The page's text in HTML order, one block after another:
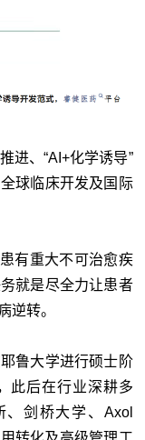
进、“AI+化学诱导”
球临床开发及国际
有重大不可治愈疾
就是尽全力让患者
逆转。
鲁大学进行硕士阶
此后在行业深耕多
剑桥大学、Axol